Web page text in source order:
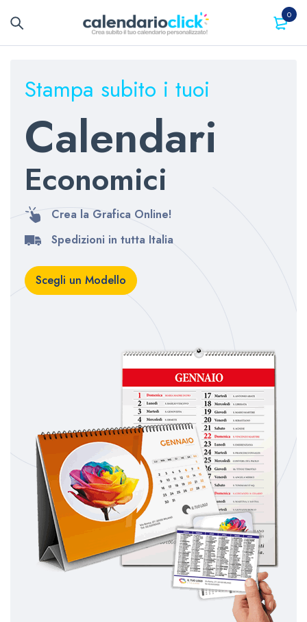
0
Stampa subito i tuoi
Calendari
Economici
Crea la Grafica Online!
Spedizioni in tutta Italia
Scegli un Modello